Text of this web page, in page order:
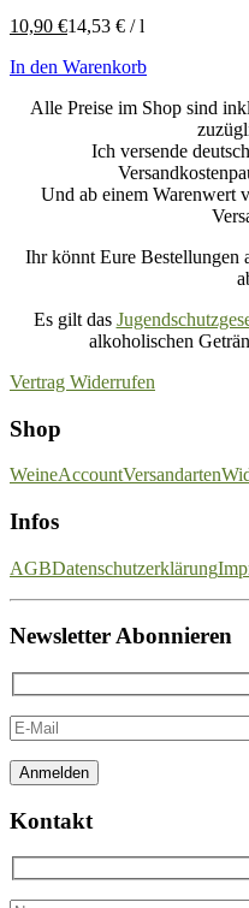
10,90 €14,53 € /l
In den Warenkorb
Alle Preise im Shop sind
Ich versende
Und ab einem Warenwert
Ihr könnt Eure Bestellungen
Es gilt das
alkoholischen
Vertrag Widerrufen
Shop
WeineAccountVersandarten
Infos
AGBDatenschutzerklärung
Newsletter Abonnieren
Kontakt